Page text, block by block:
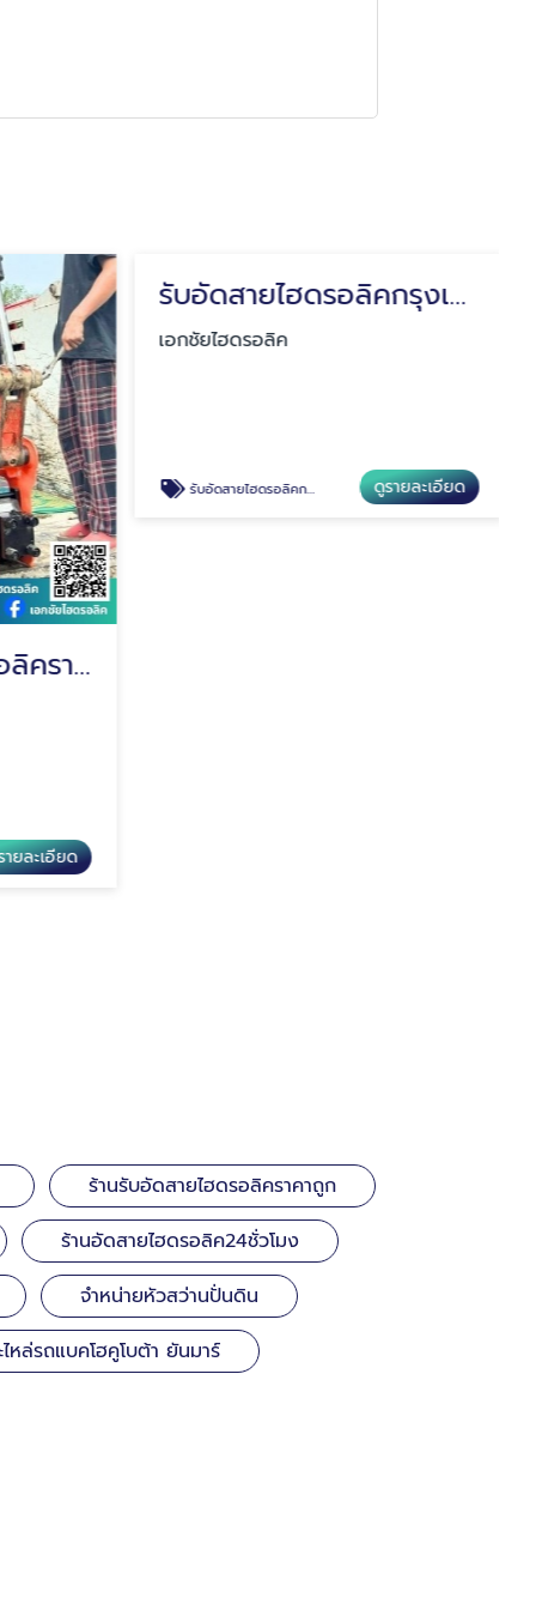
ร้านรับอัดสายไฮดรอลิคราคาถูก
ยละเอียด
ร้านรับอัดสายไฮดรอลิคราคาถูก
ร้านอัดสายไฮดรอลิค24ชั่วโมง
จำหน่ายหัวสว่านปั่นดิน
ไหล่รถแบคโฮคูโบต้า ยันมาร์